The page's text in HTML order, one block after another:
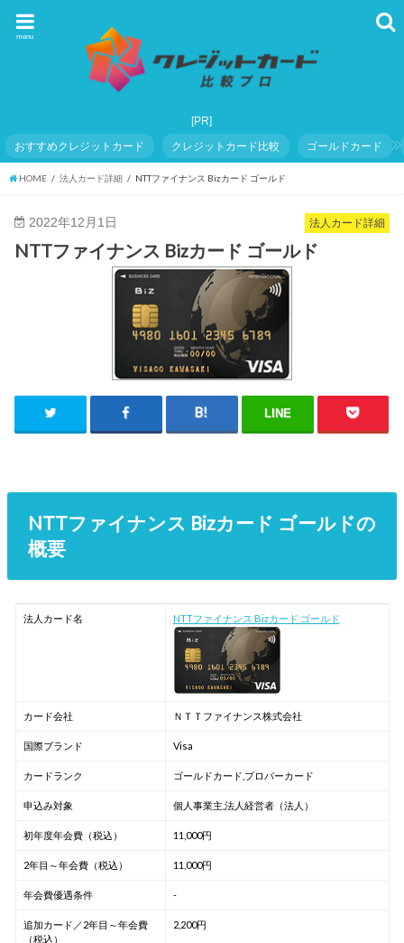
menu
おすすめクレジットカード クレジットカード比較 ゴールドカード
HOME 法人カード詳細 NTTファイナンス Bizカード ゴールド
法人カード詳細
2022年12月1日
NTTファイナンス Bizカード ゴールド
LINE
NTTファイナンス Bizカード ゴールドの
概要
法人カード名 NTTファイナンス Bizカード ゴールド
カード会社 ＮＴＴファイナンス株式会社
国際ブランド Visa
カードランク ゴールドカード,プロパーカード
申込み対象 個人事業主,法人経営者（法人）
初年度年会費（税込） 11,000円
2年目～年会費（税込） 11,000円
年会費優遇条件 -
追加カード／2年目～年会費
（税込）
2,200円